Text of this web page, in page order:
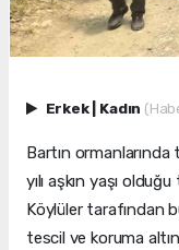
Erkek Kadın
Bartın
yılı aşkın yaşı
Köylüler tarafından
tescil ve koruma